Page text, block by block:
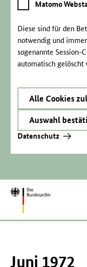
Matomo
Webstatistik
Matomo
Diese sind für den
notwendig und
sogenannte Session-
automatisch gelöscht
Alle Cookies
Auswahl
Datenschutz
Zur
Juni 1972